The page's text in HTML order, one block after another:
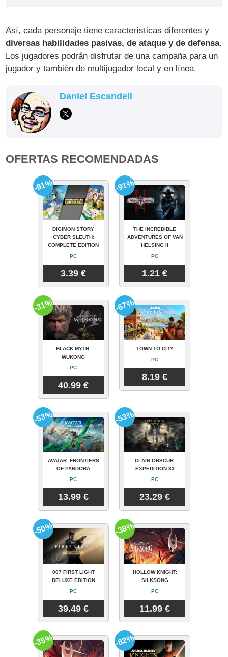
Así, cada personaje tiene características diferentes y
diversas habilidades pasivas, de ataque y de defensa.
Los jugadores podrán disfrutar de una campaña para un
jugador y también de multijugador local y en línea.
Daniel Escandell
OFERTAS RECOMENDADAS
DIGIMON STORY
CYBER SLEUTH:
COMPLETE EDITION
PC
3.39 €
-91%
THE INCREDIBLE
ADVENTURES OF VAN
HELSING II
PC
1.21 €
-91%
BLACK MYTH:
WUKONG
PC
40.99 €
-31%
TOWN TO CITY
PC
8.19 €
-67%
AVATAR: FRONTIERS
OF PANDORA
PC
13.99 €
-53%
CLAIR OBSCUR:
EXPEDITION 33
PC
23.29 €
-53%
007 FIRST LIGHT
DELUXE EDITION
PC
39.49 €
-50%
HOLLOW KNIGHT:
SILKSONG
PC
11.99 €
-38%
-35% -82%